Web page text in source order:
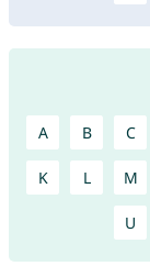
A B C
K L M
U